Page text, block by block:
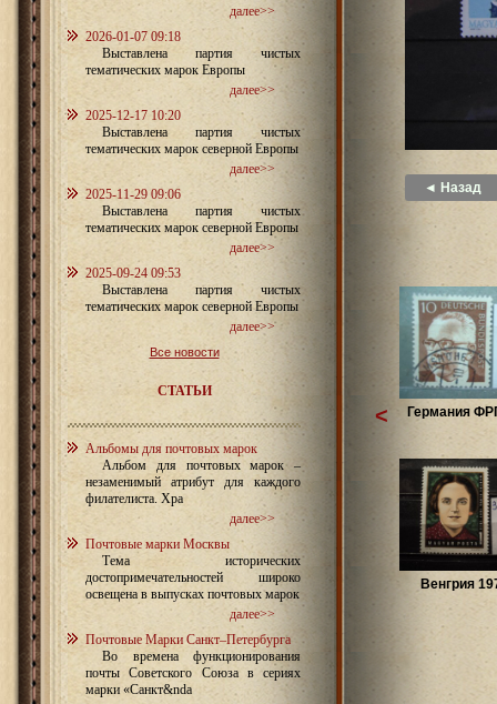
далее>>
2026-01-07 09:18
Выставлена партия чистых
тематических марок Европы
далее>>
2025-12-17 10:20
Выставлена партия чистых
тематических марок северной Европы
далее>>
2025-11-29 09:06
Выставлена партия чистых
тематических марок северной Европы
далее>>
2025-09-24 09:53
Выставлена партия чистых
тематических марок северной Европы
далее>>
Все новости
СТАТЬИ
Альбомы для почтовых марок
Альбом для почтовых марок –
незаменимый атрибут для каждого
филателиста. Хра
далее>>
Почтовые марки Москвы
Тема исторических
достопримечательностей широко
освещена в выпусках почтовых марок
далее>>
Почтовые Марки Санкт–Петербурга
Во времена функционирования
почты Советского Союза в сериях
марки «Санкт&nda
◄ Назад
Германия
Венгрия
<